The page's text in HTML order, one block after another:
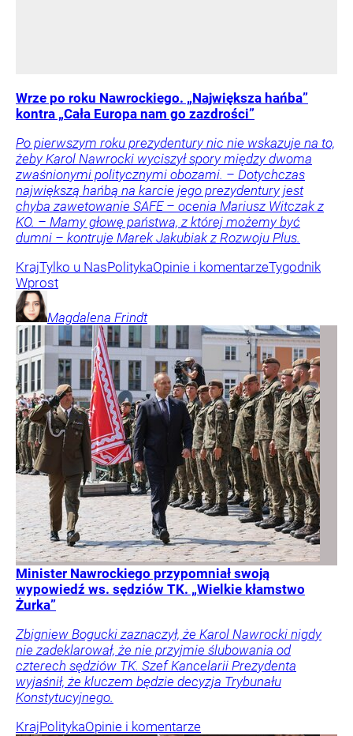
Wrze po roku Nawrockiego. „Największa hańba”
kontra „Cała Europa nam go zazdrości”
Po pierwszym roku prezydentury nic nie wskazuje na to,
żeby Karol Nawrocki wyciszył spory między dwoma
zwaśnionymi politycznymi obozami. – Dotychczas
największą hańbą na karcie jego prezydentury jest
chyba zawetowanie SAFE – ocenia Mariusz Witczak z
KO. – Mamy głowę państwa, z której możemy być
dumni – kontruje Marek Jakubiak z Rozwoju Plus.
KrajTylko u NasPolitykaOpinie i komentarzeTygodnik
Wprost
Magdalena Frindt
Minister Nawrockiego przypomniał swoją
wypowiedź ws. sędziów TK. „Wielkie kłamstwo
Żurka”
Zbigniew Bogucki zaznaczył, że Karol Nawrocki nigdy
nie zadeklarował, że nie przyjmie ślubowania od
czterech sędziów TK. Szef Kancelarii Prezydenta
wyjaśnił, że kluczem będzie decyzja Trybunału
Konstytucyjnego.
KrajPolitykaOpinie i komentarze